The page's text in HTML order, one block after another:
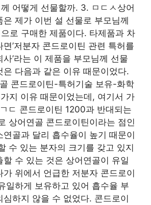
어떻게 선물할까. 3. ㅁㄷㅅ상어
은 제가 이번 설 선물로 부모님께
로 구매한 제품이다. 타제품과 차
’저분자 콘드로이틴 관련 특허를
사’라는 이 제품을 부모님께 선물
은 다음과 같은 이유 때문이었다.
콘드로이틴-특허기술 보유-화학
지 이유 때문이었는데, 여기서 가
ㄷ 콘드로이틴 1200과 반대되는
상어연골 콘드로이틴이라는 점인
연골과 달리 흡수율이 높기 때문이
수 있는 분자의 크기를 갖고 있지
할 수 있는 것은 상어연골이 유일
가 위에서 언급한 저분자 콘드로이
일하게 보유하고 있어 흡수율 부
심하지 않을 수 없었다. 콘드로이